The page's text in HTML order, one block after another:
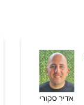
אדיר סקורי